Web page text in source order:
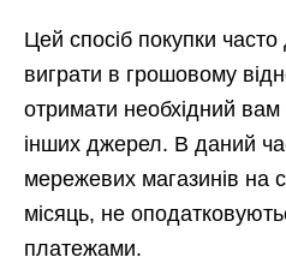
Цей спосіб покупки часто
виграти в грошовому
отримати необхідний
інших джерел. В даний
мережевих магазинів на
місяць, не
платежами.